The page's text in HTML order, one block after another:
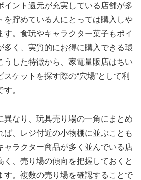
イント還元が充実している店舗が多
を貯めている人にとっては購入しや
す。食玩やキャラクター菓子もポイ
多く、実質的にお得に購入できる環
うした特徴から、家電量販店はちい
ケットを探す際の“穴場”として利
。
異なり、玩具売り場の一角にまとめ
ば、レジ付近の小物棚に並ぶことも
ャラクター商品が多く並んでいる店
く、売り場の傾向を把握しておくと
す。複数の売り場を確認することで